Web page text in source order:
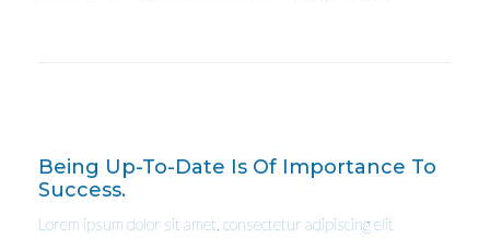
Being Up-To-Date Is Of Importance To
Success.
Lorem ipsum dolor sit amet, consectetur adipiscing elit